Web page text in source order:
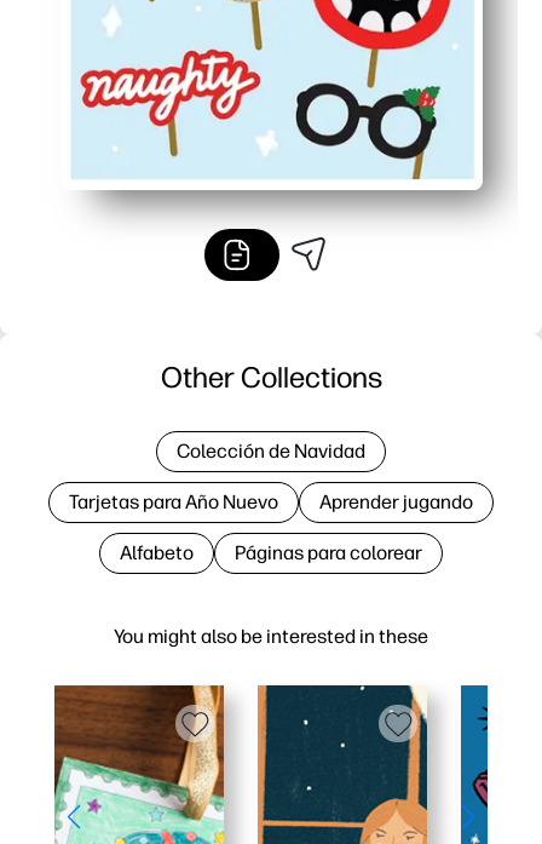
You might also be interested in these
Other Collections
Colección de Navidad
Tarjetas para Año Nuevo Aprender jugando
Alfabeto Páginas para colorear